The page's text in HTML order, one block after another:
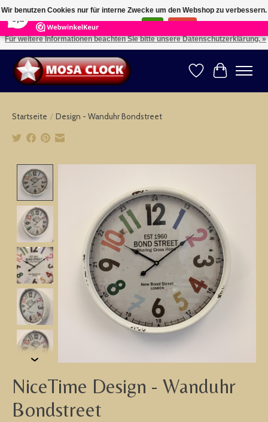
164 Reviews ×
Kies uw taal: NL -- Wählen Sie ihre Sprache: DE -- Choose your language: EN ⇓ ⇒
Wunschzettel
Ihr
Startseite / Design - Wanduhr Bondstreet
NiceTime Design - Wanduhr
Bondstreet
Wir benutzen Cookies nur für interne Zwecke um den Webshop zu verbessern.
Ist das in Ordnung?
Für weitere Informationen beachten Sie bitte unsere Datenschutzerklärung. »